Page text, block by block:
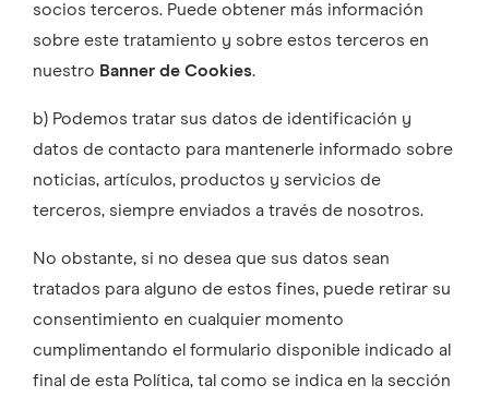
socios terceros. Puede obtener más información
sobre este tratamiento y sobre estos terceros en
nuestro Banner de Cookies.
b) Podemos tratar sus datos de identificación y
datos de contacto para mantenerle informado sobre
noticias, artículos, productos y servicios de
terceros, siempre enviados a través de nosotros.
No obstante, si no desea que sus datos sean
tratados para alguno de estos fines, puede retirar su
consentimiento en cualquier momento
cumplimentando el formulario disponible indicado al
final de esta Política, tal como se indica en la sección